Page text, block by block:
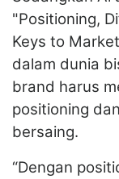
"Positioning,
Keys to
dalam dunia
brand harus
positioning
bersaing.
“Dengan